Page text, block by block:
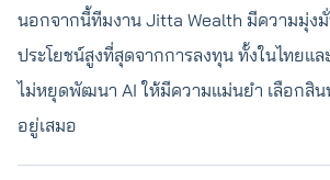
นอกจากนี้ทีมงาน Jitta Wealth มีความมุ่ง
ประโยชน์สูงที่สุดจากการลงทุน ทั้งในไทยแล
ไม่หยุดพัฒนา AI ให้มีความแม่นยำ เลือกสิ
อยู่เสมอ